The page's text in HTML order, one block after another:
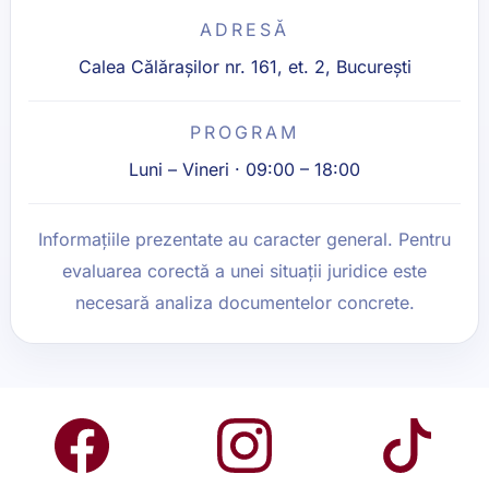
ADRESĂ
Calea Călărașilor nr. 161, et. 2, București
PROGRAM
Luni – Vineri · 09:00 – 18:00
Informațiile prezentate au caracter general. Pentru
evaluarea corectă a unei situații juridice este
necesară analiza documentelor concrete.